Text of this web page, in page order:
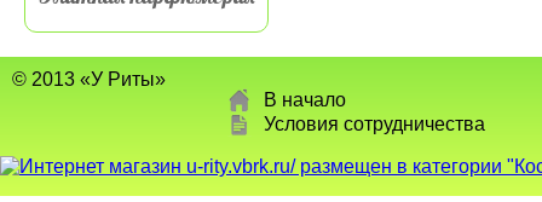
© 2013 «У Риты»
В начало
Условия сотрудничества